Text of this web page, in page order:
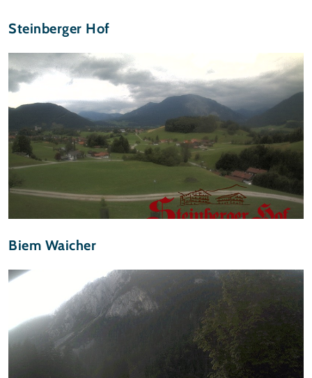
Steinberger Hof
Biem Waicher